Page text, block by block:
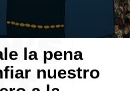
la pena
nuestro